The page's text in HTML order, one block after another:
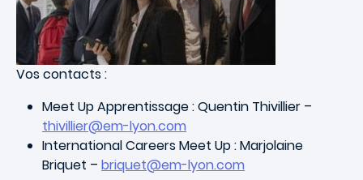
Vos contacts :
Meet Up Apprentissage : Quentin Thivillier –
thivillier@em-lyon.com
International Careers Meet Up : Marjolaine
Briquet – briquet@em-lyon.com